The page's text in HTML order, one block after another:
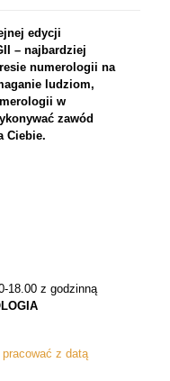
edycji
– najbardziej
numerologii na
ludziom,
w
zawód
Ciebie.
18.00 z godzinną
z datą